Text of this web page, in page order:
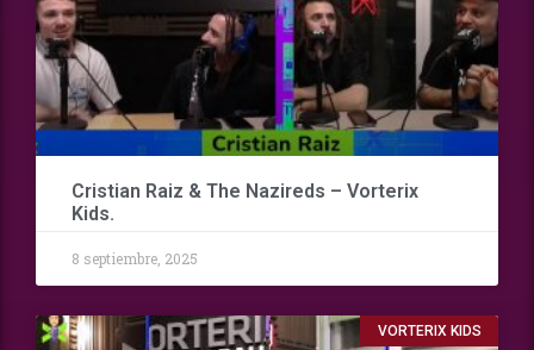
Cristian Raiz & The Nazireds – Vorterix
Kids.
8 septiembre, 2025
VORTERIX KIDS